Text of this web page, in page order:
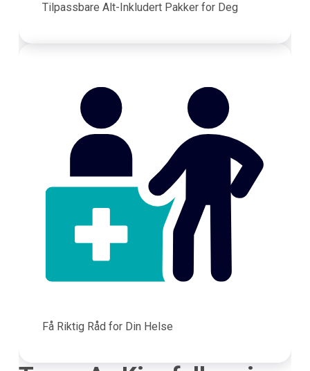
Tilpassbare Alt-Inkludert Pakker for Deg
Få Riktig Råd for Din Helse